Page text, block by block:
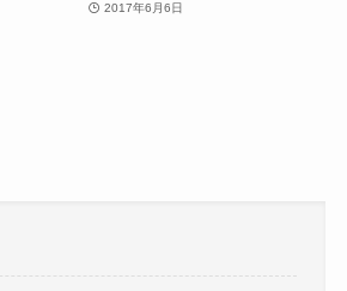
2017年6月6日